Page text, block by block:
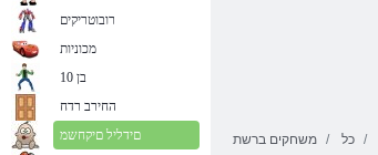
משחקים ברשת כל
רובוטריקים
מכוניות
בן 10
החירב רדח
םידליל םיקחשמ